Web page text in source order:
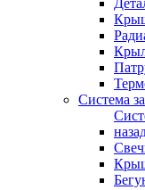
Система